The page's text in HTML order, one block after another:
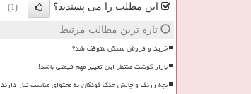
این مطلب را می پسندید؟ (1)
تازه ترین مطالب مرتبط
خرید و فروش مسکن متوقف شد؟
بازار گوشت منتظر این تغییر مهم قیمتی باشد!
بچه زرنگ و چالش جنگ کودکان به محتوای مناسب نیاز دارند